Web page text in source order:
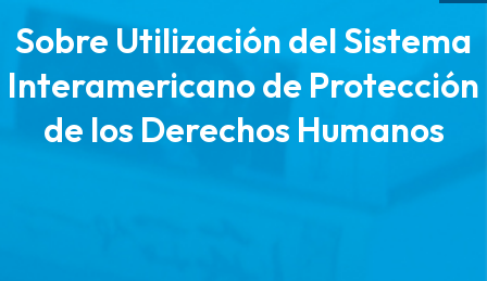
Sobre Utilización del Sistema
Interamericano de Protección
de los Derechos Humanos